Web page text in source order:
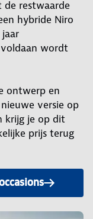
de restwaarde
hybride Niro
wordt
ontwerp en
versie op
krijg je op dit
prijs terug